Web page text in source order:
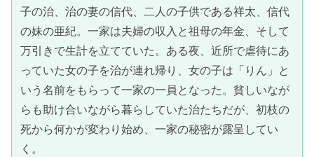
子の治、治の妻の信代、二人の子供である祥太、信代
の妹の亜紀。一家は夫婦の収入と祖母の年金、そして
万引きで生計を立てていた。ある夜、近所で虐待にあ
っていた女の子を治が連れ帰り、女の子は「りん」と
いう名前をもらって一家の一員となった。貧しいなが
らも助け合いながら暮らしていた治たちだが、初枝の
死から何かが変わり始め、一家の秘密が露呈してい
く。